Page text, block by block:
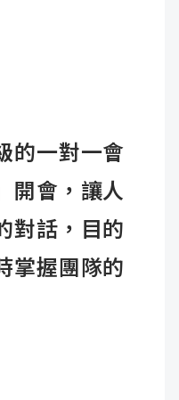
的一對一會
開會，讓人
對話，目的
掌握團隊的